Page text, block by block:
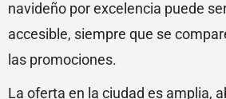
navideño por excelencia puede
accesible, siempre que se
las promociones.
La oferta en la ciudad es amplia,